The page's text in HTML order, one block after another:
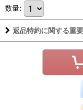
数量:
返品特約に関する重